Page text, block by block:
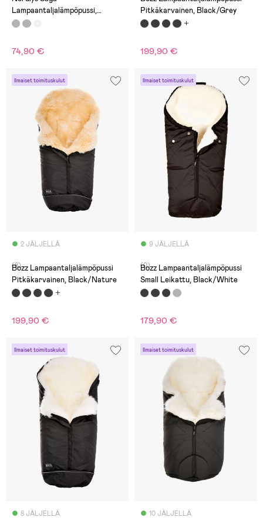
Lampaantaljalämpöpussi,
Black/Grey
74,90 €
Pitkäkarvainen, Black/Grey
199,90 €
Ilmaiset toimituskulut
2 JÄLJELLÄ
(8)
Bozz Lampaantaljalämpöpussi
Pitkäkarvainen, Black/Nature
199,90 €
Ilmaiset toimituskulut
9 JÄLJELLÄ
(0)
Bozz Lampaantaljalämpöpussi
Small Leikattu, Black/White
179,90 €
Ilmaiset toimituskulut
8 JÄLJELLÄ
Ilmaiset toimituskulut
10 JÄLJELLÄ